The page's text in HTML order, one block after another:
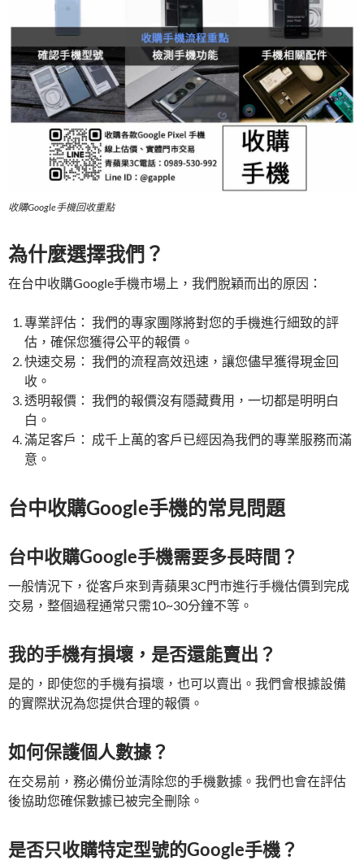
收購Google手機回收重點
為什麼選擇我們？
在台中收購Google手機市場上，我們脫穎而出的原因：
專業評估： 我們的專家團隊將對您的手機進行細致的評
估，確保您獲得公平的報價。
快速交易： 我們的流程高效迅速，讓您儘早獲得現金回
收。
透明報價： 我們的報價沒有隱藏費用，一切都是明明白
白。
滿足客戶： 成千上萬的客戶已經因為我們的專業服務而滿
意。
台中收購Google手機的常見問題
台中收購Google手機需要多長時間？
一般情況下，從客戶來到青蘋果3C門市進行手機估價到完成
交易，整個過程通常只需10~30分鐘不等。
我的手機有損壞，是否還能賣出？
是的，即使您的手機有損壞，也可以賣出。我們會根據設備
的實際狀況為您提供合理的報價。
如何保護個人數據？
在交易前，務必備份並清除您的手機數據。我們也會在評估
後協助您確保數據已被完全刪除。
是否只收購特定型號的Google手機？